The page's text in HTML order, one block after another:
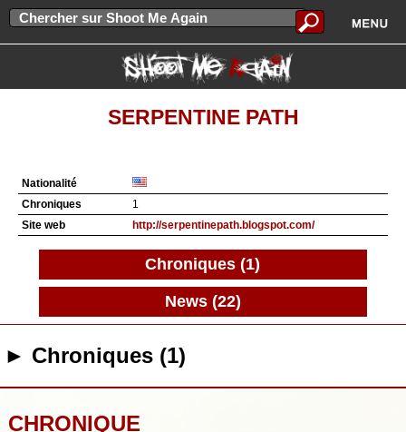
SERPENTINE PATH
Nationalité
Chroniques
1
Site web
http://serpentinepath.blogspot.com/
Chroniques (1)
News (22)
► Chroniques (1)
CHRONIQUE